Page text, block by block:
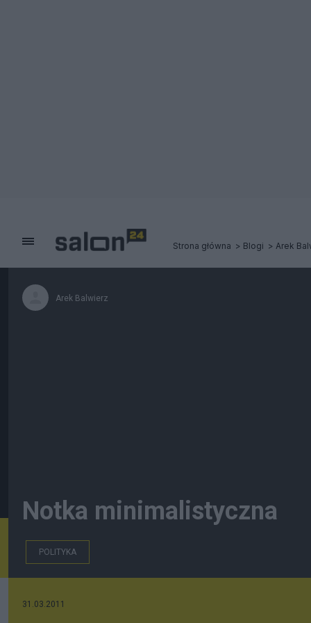
Strona główna Blogi Arek
Arek Balwierz
Notka minimalistyczna
POLITYKA
31.03.2011